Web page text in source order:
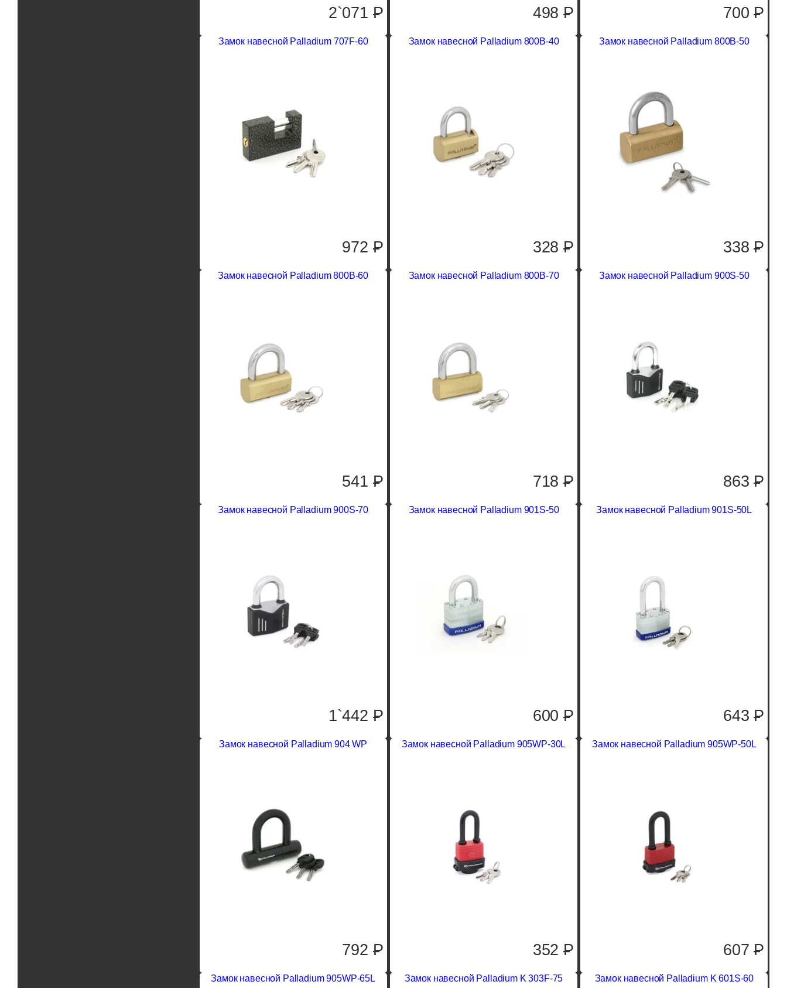
2`071 P 498P 700P
Замок навесной Palladium 707F-60
972 P
Замок навесной Palladium 800B-40
328P
Замок навесной Palladium 800B-50
338P
Замок навесной Palladium 800B-60
541 P
Замок навесной Palladium 800B-70
718P
Замок навесной Palladium 900S-50
863P
Замок навесной Palladium 900S-70
1`442 P
Замок навесной Palladium 901S-50
600P
Замок навесной Palladium 901S-50L
643P
Замок навесной Palladium 904 WP
792 P
Замок навесной Palladium 905WP-30L
352P
Замок навесной Palladium 905WP-50L
607P
Замок навесной Palladium 905WP-65L Замок навесной Palladium K 303F-75 Замок навесной Palladium K 601S-60